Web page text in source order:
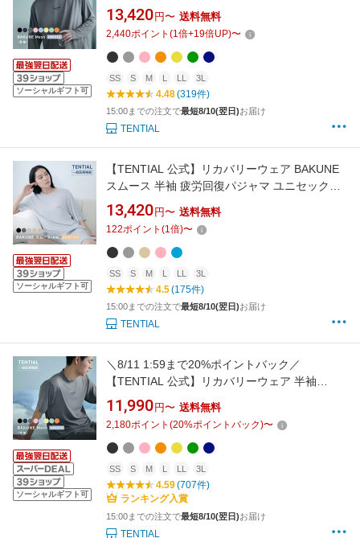
ソーシャルギフト可
バリーウェア 疲労回復 パジャマ メンズ レディ
ース 上下セット 長袖 長ズボン ロングパンツ テ
ンシャル バクネ メッシュ ユニセックス ルーム
ウェア 部屋着 健康 ギフト 一般医療機器
13,420 円〜 送料無料
2,440ポイント (1倍+19倍UP)〜
SS S M L LL 3L
4.48(319件)
15:00までの注文で最短8/10(翌日)お届け
TENTIAL
ソーシャルギフト可
【TENTIAL 公式】リカバリーウェア BAKUNE
スムース 半袖 疲労回復パジャマ ユニセックス
上下セット 半袖 半ズボン テンシャル バクネ リ
カバリーウェア 夏用 ルームウェア 部屋着 健康
プレゼント 一般医療機器 血行促進 リカバリー
ウエア レディース 半袖
13,420 円〜 送料無料
122ポイント (1倍)〜
SS S M L LL 3L
4.5(175件)
15:00までの注文で最短8/10(翌日)お届け
TENTIAL
ソーシャルギフト可
＼8/11 1:59まで20%ポイントバック／
【TENTIAL 公式】リカバリーウェア 半袖
BAKUNE Mesh ストレッチ性 伸縮性 リカバリ
ーウェア 半袖 疲労回復 パジャマ メンズ レディ
ース ユニセックス 上下セット 半袖 リカバリー
ウェア 夏 バクネ メッシュ ユニセックス ルーム
ウェア
11,990 円〜 送料無料
2,180ポイント (20%ポイントバック)〜
SS S M L LL 3L
4.59(707件)
ランキング入賞
15:00までの注文で最短8/10(翌日)お届け
TENTIAL